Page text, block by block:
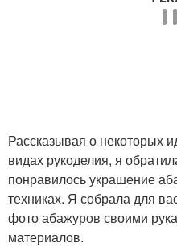
Рассказывая о некоторых
видах рукоделия, я
понравилось украшение
техниках. Я собрала для
фото абажуров своими
материалов.